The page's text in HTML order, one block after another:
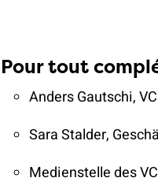
Pour tout
Anders Gautschi,
Sara Stalder,
Medienstelle des